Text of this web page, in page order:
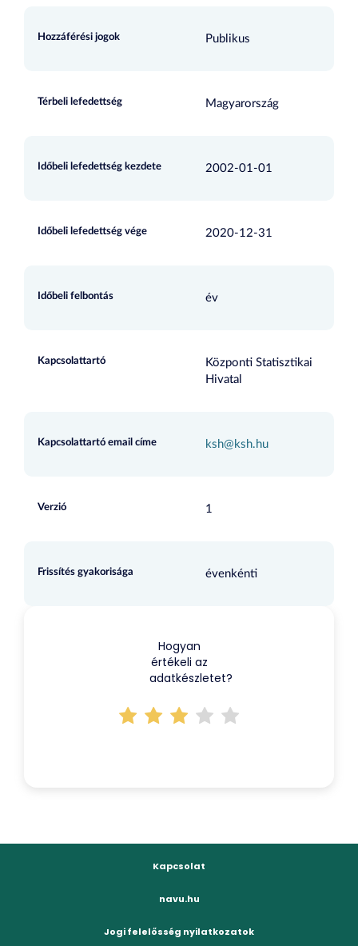
Hozzáférési jogok Publikus
Térbeli lefedettség Magyarország
Időbeli lefedettség kezdete 2002-01-01
Időbeli lefedettség vége 2020-12-31
Időbeli felbontás év
Kapcsolattartó
Központi Statisztikai
Hivatal
Kapcsolattartó email címe ksh@ksh.hu
Verzió 1
Frissítés gyakorisága évenkénti
Hogyan
értékeli az
adatkészletet?
Kapcsolat
navu.hu
Jogi felelősség nyilatkozatok